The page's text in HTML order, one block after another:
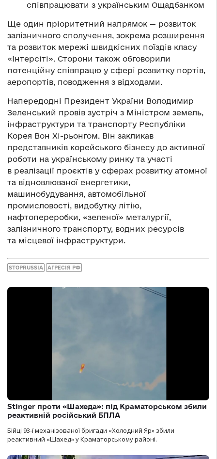
співпрацювати з українським Ощадбанком
Ще один пріоритетний напрямок — розвиток
залізничного сполучення, зокрема розширення
та розвиток мережі швидкісних поїздів класу
«Інтерсіті». Сторони також обговорили
потенційну співпрацю у сфері розвитку портів,
аеропортів, поводження з відходами.
Напередодні Президент України Володимир
Зеленський провів зустріч з Міністром земель,
інфраструктури та транспорту Республіки
Корея Вон Хі-рьонгом. Він закликав
представників корейського бізнесу до активної
роботи на українському ринку та участі
в реалізації проєктів у сферах розвитку атомної
та відновлюваної енергетики,
машинобудування, автомобільної
промисловості, видобутку літію,
нафтопереробки, «зеленої» металургії,
залізничного транспорту, водних ресурсів
та місцевої інфраструктури.
STOPRUSSIA АГРЕСІЯ РФ
Stinger проти «Шахеда»: під Краматорськом збили
реактивній російський БПЛА
Бійці 93-ї механізованої бригади «Холодний Яр» збили
реактивний «Шахед» у Краматорському районі.